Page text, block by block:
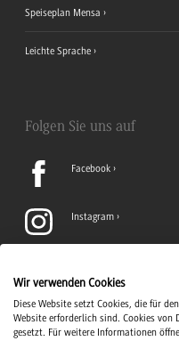
Speiseplan Mensa
Leichte Sprache
Folgen Sie uns auf
Facebook
Instagram
TikTok
Wir verwenden Cookies
Diese Website setzt Cookies, die für
Website erforderlich sind. Cookies
gesetzt. Für weitere Informationen